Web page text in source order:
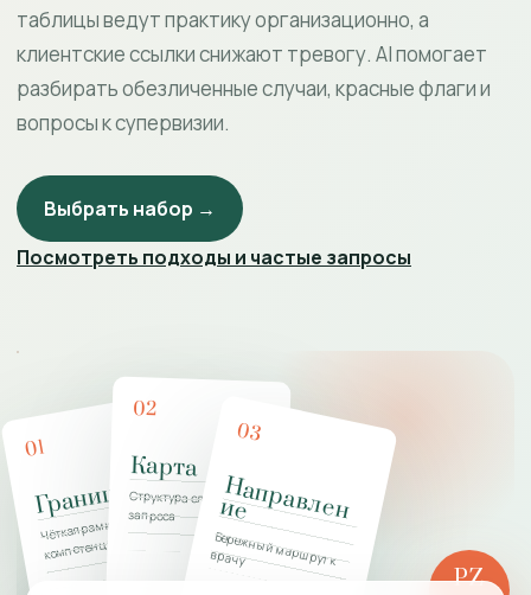
таблицы ведут практику организационно, а
клиентские ссылки снижают тревогу. AI помогает
разбирать обезличенные случаи, красные флаги и
вопросы к супервизии.
Выбрать набор →
Посмотреть подходы и частые запросы
01
Границы
Чёткая рамка
компетенции
02
Карта
Структура сложного
запроса
03
Н
а
п
р
а
в
л
е
н
и
е
Бережный маршрут к
врачу
PZ